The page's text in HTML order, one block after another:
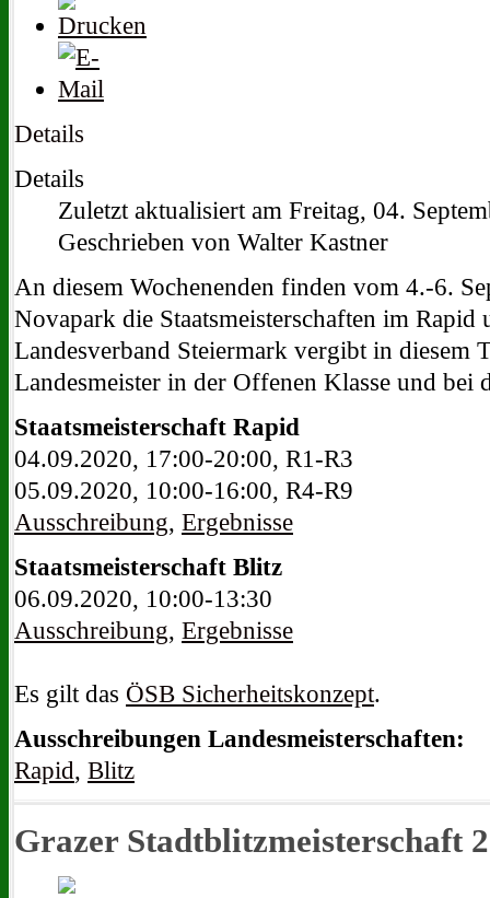
Details
Details
Zuletzt aktualisiert am Freitag, 04.
Geschrieben von Walter Kastner
An diesem Wochenenden finden vom 4.-6.
Novapark die Staatsmeisterschaften im Rapid
Landesverband Steiermark vergibt in diesem
Landesmeister in der Offenen Klasse und bei
Staatsmeisterschaft Rapid
04.09.2020, 17:00-20:00, R1-R3
05.09.2020, 10:00-16:00, R4-R9
Ausschreibung, Ergebnisse
Staatsmeisterschaft Blitz
06.09.2020, 10:00-13:30
Ausschreibung, Ergebnisse
Es gilt das ÖSB Sicherheitskonzept.
Ausschreibungen Landesmeisterschaften:
Rapid, Blitz
Grazer Stadtblitzmeisterschaft